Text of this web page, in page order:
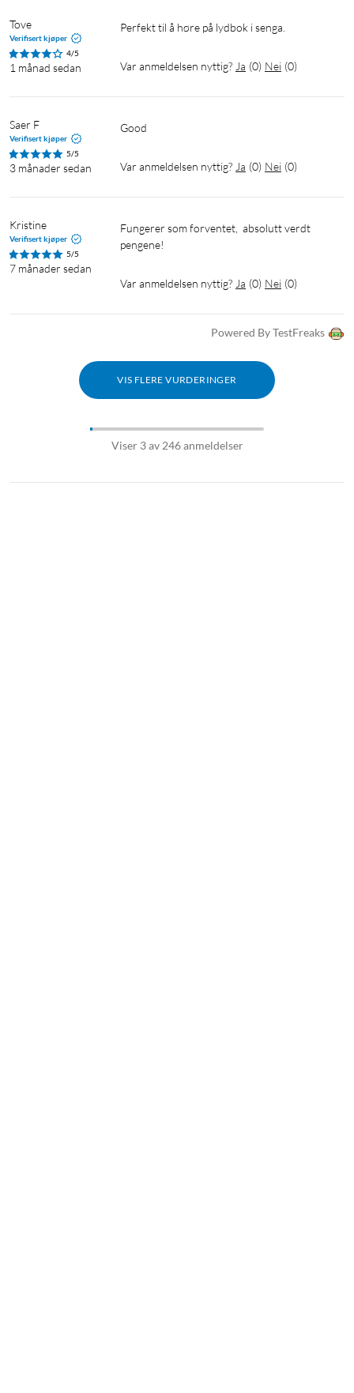
Tove
Verifisert kjøper
4/5
1 månad sedan
Perfekt til å høre på lydbok i senga.
Var anmeldelsen nyttig? Ja (0) Nei (0)
Saer F
Verifisert kjøper
5/5
3 månader sedan
Good
Var anmeldelsen nyttig? Ja (0) Nei (0)
Kristine
Verifisert kjøper
5/5
7 månader sedan
Fungerer som forventet,  absolutt verdt
pengene!
Var anmeldelsen nyttig? Ja (0) Nei (0)
Powered By TestFreaks
VIS FLERE VURDERINGER
Viser 3 av 246 anmeldelser